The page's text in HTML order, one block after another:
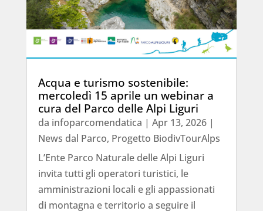
Acqua e turismo sostenibile:
mercoledì 15 aprile un webinar a
cura del Parco delle Alpi Liguri
da infoparcomendatica | Apr 13, 2026|
News dal Parco, Progetto BiodivTourAlps
L’Ente Parco Naturale delle Alpi Liguri
invita tutti gli operatori turistici, le
amministrazioni locali e gli appassionati
di montagna e territorio a seguire il